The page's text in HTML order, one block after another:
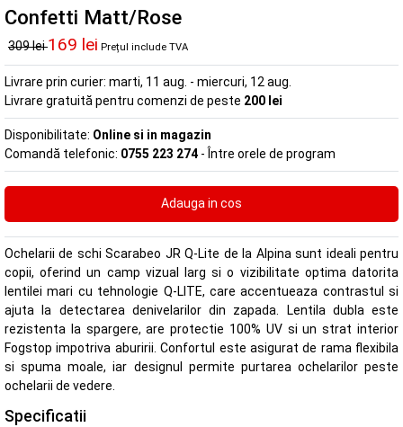
Confetti Matt/Rose
309 lei169 lei Prețul include TVA
Livrare prin curier: marti, 11 aug. - miercuri, 12 aug.
Livrare gratuită pentru comenzi de peste 200 lei
Disponibilitate: Online si in magazin
Comandă telefonic: 0755 223 274 - Între orele de program
Ochelarii de schi Scarabeo JR Q-Lite de la Alpina sunt ideali pentru
copii, oferind un camp vizual larg si o vizibilitate optima datorita
lentilei mari cu tehnologie Q-LITE, care accentueaza contrastul si
ajuta la detectarea denivelarilor din zapada. Lentila dubla este
rezistenta la spargere, are protectie 100% UV si un strat interior
Fogstop impotriva aburirii. Confortul este asigurat de rama flexibila
si spuma moale, iar designul permite purtarea ochelarilor peste
ochelarii de vedere.
Specificatii